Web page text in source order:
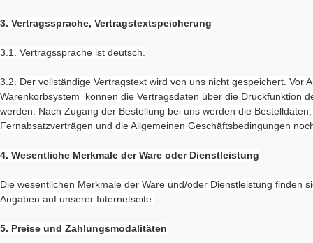
3. Vertragssprache, Vertragstextspeicherung
3.1. Vertragssprache ist deutsch.
3.2. Der vollständige Vertragstext wird von uns nicht gespeichert. Vor
Warenkorbsystem können die Vertragsdaten über die Druckfunktion
werden. Nach Zugang der Bestellung bei uns werden die
Fernabsatzverträgen und die Allgemeinen Geschäftsbedingungen
4. Wesentliche Merkmale der Ware oder Dienstleistung
Die wesentlichen Merkmale der Ware und/oder Dienstleistung finden
Angaben auf unserer Internetseite.
5. Preise und Zahlungsmodalitäten